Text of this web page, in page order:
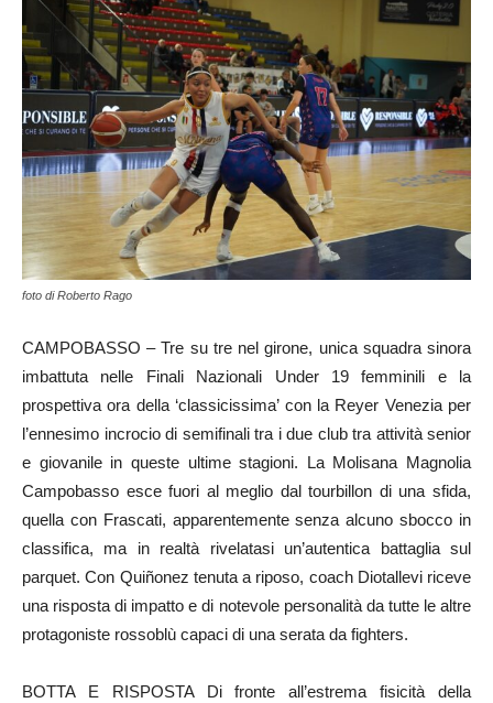
foto di Roberto Rago
CAMPOBASSO – Tre su tre nel girone, unica squadra sinora
imbattuta nelle Finali Nazionali Under 19 femminili e la
prospettiva ora della ‘classicissima’ con la Reyer Venezia per
l’ennesimo incrocio di semifinali tra i due club tra attività senior
e giovanile in queste ultime stagioni. La Molisana Magnolia
Campobasso esce fuori al meglio dal tourbillon di una sfida,
quella con Frascati, apparentemente senza alcuno sbocco in
classifica, ma in realtà rivelatasi un’autentica battaglia sul
parquet. Con Quiñonez tenuta a riposo, coach Diotallevi riceve
una risposta di impatto e di notevole personalità da tutte le altre
protagoniste rossoblù capaci di una serata da fighters.
BOTTA E RISPOSTA Di fronte all’estrema fisicità della